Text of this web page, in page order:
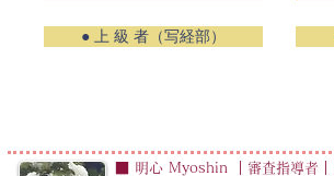
● 上 級 者（写経部）
■ 明心 Myoshin ｜審査指導者｜